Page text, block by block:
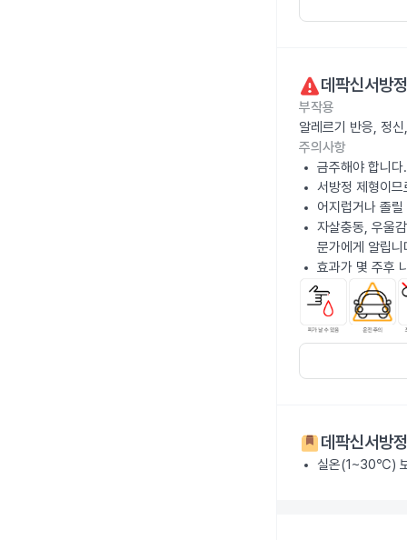
데팍신서방
부작용
알레르기 반응, 정
주의사항
금주해야 합니다.
서방정 제형이
어지럽거나 졸
자살충동, 우울
문가에게 알립니
효과가 몇 주후
데팍신서방
실온(1~30℃)